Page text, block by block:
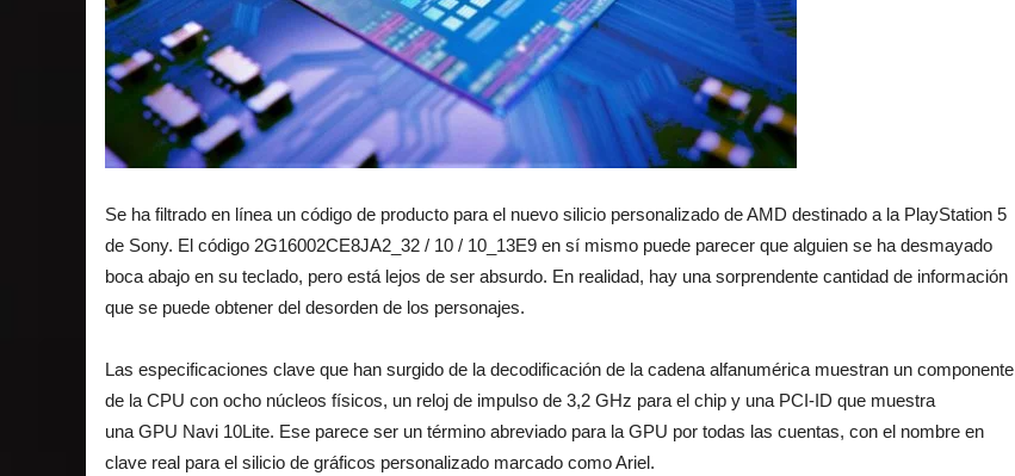
reviews
Se ha filtrado en línea un código de producto para el nuevo silicio personalizado de AMD destinado a la PlayStation 5
de Sony. El código 2G16002CE8JA2_32 / 10 / 10_13E9 en sí mismo puede parecer que alguien se ha desmayado
boca abajo en su teclado, pero está lejos de ser absurdo. En realidad, hay una sorprendente cantidad de información
que se puede obtener del desorden de los personajes.
Las especificaciones clave que han surgido de la decodificación de la cadena alfanumérica muestran un componente
de la CPU con ocho núcleos físicos, un reloj de impulso de 3,2 GHz para el chip y una PCI-ID que muestra
una GPU Navi 10Lite. Ese parece ser un término abreviado para la GPU por todas las cuentas, con el nombre en
clave real para el silicio de gráficos personalizado marcado como Ariel.